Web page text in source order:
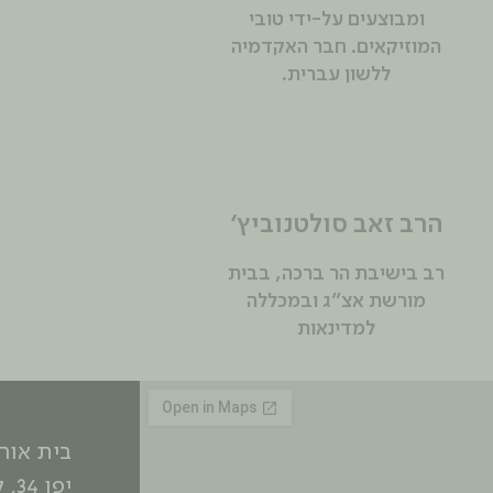
ומבוצעים על-ידי טובי
המוזיקאים. חבר האקדמיה
ללשון עברית.
הרב זאב סולטנוביץ'
רב בישיבת הר ברכה, בבית
מורשת אצ"ג ובמכללה
למדינאות
בית
יפו 34, קומה ראשונה, ירושלים